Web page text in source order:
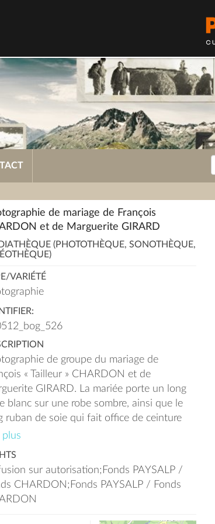
de mariage de François
et de Marguerite GIRARD
(PHOTOTHÈQUE, SONOTHÈQUE,
VARIÉTÉ
de groupe du mariage de
« Tailleur » CHARDON et de
GIRARD. La mariée porte un long
blanc sur une robe sombre, ainsi que le
ruban de soie qui fait office de ceinture
fian. Elle porte également un sautoir.
Félicie GAVARD MOLLIARD, Louis
Joséphine GIRARD ?, (?), Marie
PINGET, (?) , Francois GIRARD Assis :
GIRARD (père), xxx GIRARD née
plus
sur autorisation;Fonds PAYSALP /
CHARDON;Fonds PAYSALP / Fonds